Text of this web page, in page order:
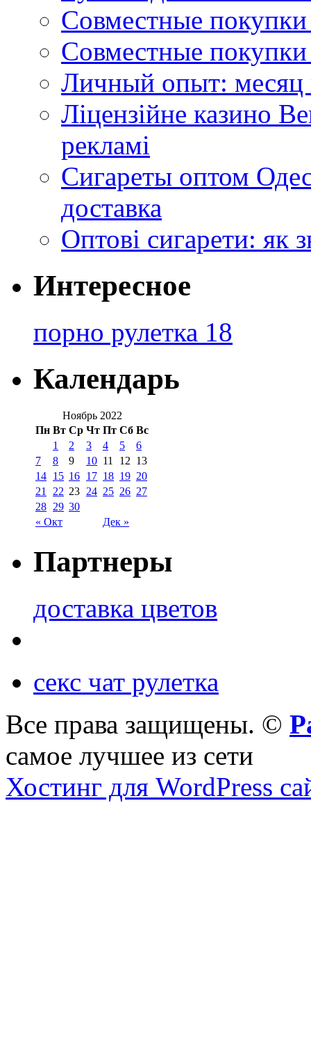
Совместные
Совместные покупки
Личный опыт: месяц
Ліцензійне казино
рекламі
Сигареты оптом
доставка
Оптові сигарети: як
Интересное
порно рулетка 18
Календарь
Ноябрь 2022
Пн Вт Ср Чт Пт Сб Вс
« Окт Дек »
1 2 3 4 5
6
7
8 9 10 11 12 13
14 15 16 17 18 19 20
21
22 23 24 25 26 27
28 29 30
Партнеры
доставка цветов
секс чат рулетка
Все права защищены. ©
самое лучшее из сети
Хостинг для WordPress